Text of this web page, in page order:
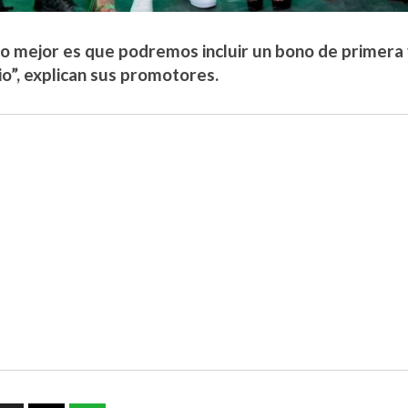
mejor es que podremos incluir un bono de
explican sus promotores.